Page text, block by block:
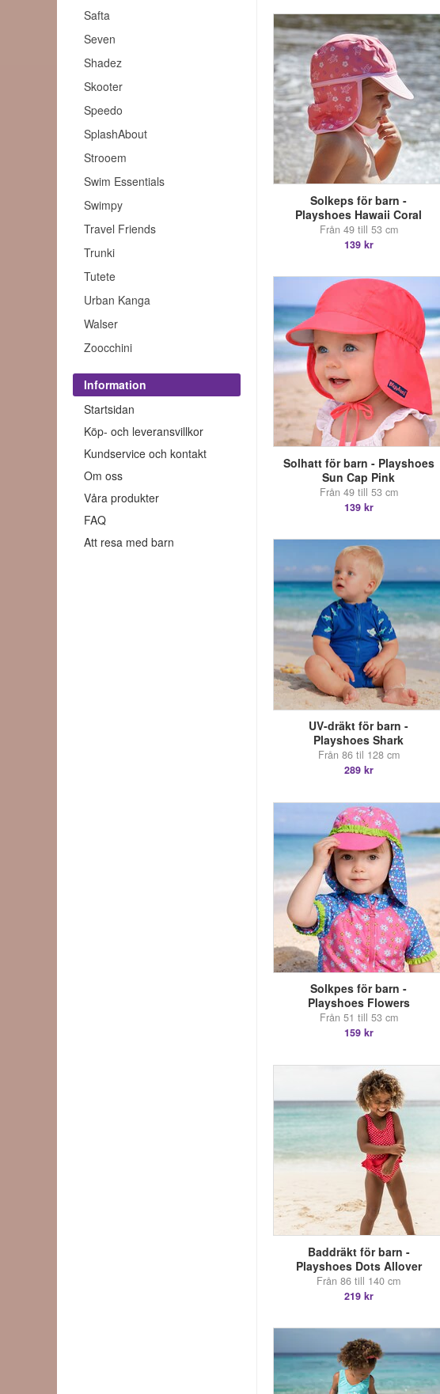
Safta
Seven
Shadez
Skooter
Speedo
SplashAbout
Strooem
Swim Essentials
Swimpy
Travel Friends
Trunki
Tutete
Urban Kanga
Walser
Zoocchini
Information
Startsidan
Köp- och leveransvillkor
Kundservice och kontakt
Om oss
Våra produkter
FAQ
Att resa med barn
Solkeps för barn -
Playshoes Hawaii Coral
Från 49 till 53 cm
139 kr
Solhatt för barn - Playshoes
Sun Cap Pink
Från 49 till 53 cm
139 kr
UV-dräkt för barn -
Playshoes Shark
Från 86 til 128 cm
289 kr
Solkpes för barn -
Playshoes Flowers
Från 51 till 53 cm
159 kr
Baddräkt för barn -
Playshoes Dots Allover
Från 86 till 140 cm
219 kr